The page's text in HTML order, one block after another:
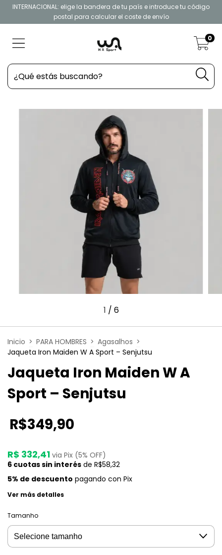
INTERNACIONAL: elige la bandera de tu país e introduce tu código
postal para calcular el coste de envío
0
1 / 6
Inicio > PARA HOMBRES > Agasalhos >
Jaqueta Iron Maiden W A Sport – Senjutsu
Jaqueta Iron Maiden W A
Sport – Senjutsu
R$349,90
R$ 332,41 via Pix (5% OFF)
6 cuotas sin interés de R$58,32
5% de descuento pagando con Pix
Ver más detalles
Tamanho